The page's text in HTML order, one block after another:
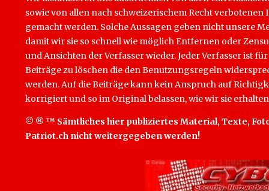
sowie von allen nach schweizerischem Recht
gemacht werden. Solche Aussagen geben nicht unsere
damit wir sie so schnell wie möglich Entfernen oder
und Ansichten der Verfasser wieder. Jeder Verfasser ist
Beiträge zu löschen die den Benutzungsregeln
werden. Auf die Beiträge kann kein Anspruch auf
korrigiert und so im Original belassen, wie wir sie
© ® ™ Sämtliches hier publiziertes Material, Texte,
Patriot.ch nicht weitergegeben werden!